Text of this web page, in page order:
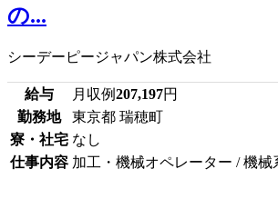
の...
シーデーピージャパン株式会社
給与 月収例207,197円
勤務地
東京都 瑞穂町
寮・社宅 なし
仕事内容 加工・機械オペレーター / 機械